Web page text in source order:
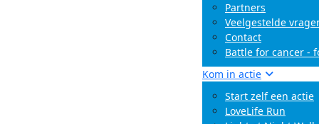
Partners
Veelgestelde
Contact
Battle for cancer -
Kom in actie
Start zelf een actie
LoveLife Run